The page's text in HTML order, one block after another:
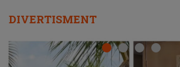
DIVERTISMENT